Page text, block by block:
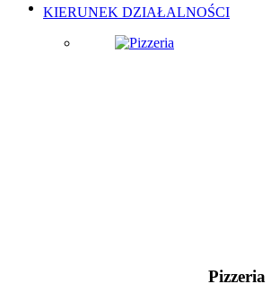
KIERUNEK DZIAŁALNOŚCI
Pizzeria